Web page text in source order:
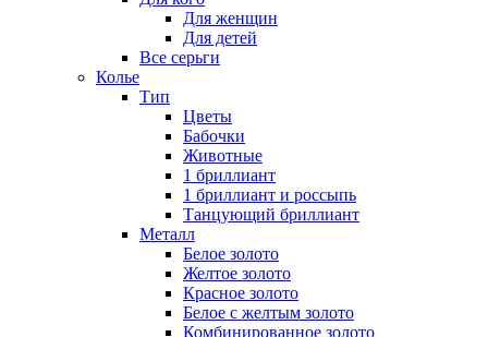
Для женщин
Для детей
Все серьги
Колье
Тип
Цветы
Бабочки
Животные
1 бриллиант
1 бриллиант и россыпь
Танцующий бриллиант
Металл
Белое золото
Желтое золото
Красное золото
Белое с желтым золото
Комбинированное золото